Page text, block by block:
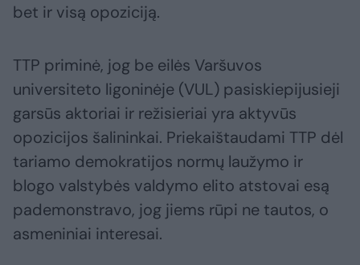
bet ir visą opoziciją.
TTP priminė, jog be eilės Varšuvos
universiteto ligoninėje (VUL) pasiskiepijusieji
garsūs aktoriai ir režisieriai yra aktyvūs
opozicijos šalininkai. Priekaištaudami TTP dėl
tariamo demokratijos normų laužymo ir
blogo valstybės valdymo elito atstovai esą
pademonstravo, jog jiems rūpi ne tautos, o
asmeniniai interesai.